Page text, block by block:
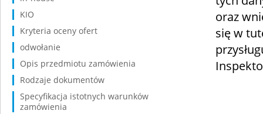
oraz
się w
KIO
Kryteria oceny ofert
odwołanie
Opis przedmiotu zamówienia
Rodzaje dokumentów
Specyfikacja istotnych warunków
zamówienia